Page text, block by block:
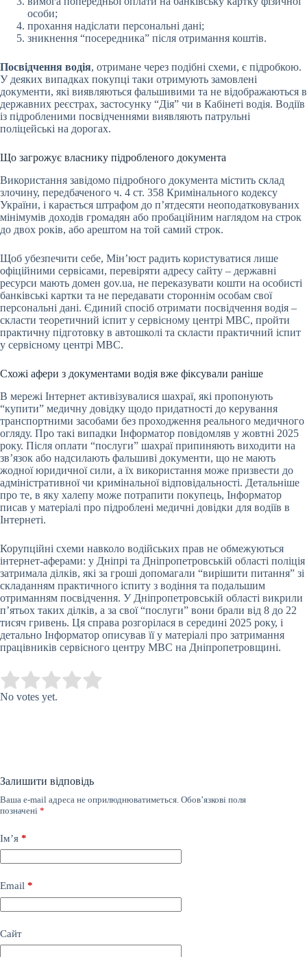
особи;
прохання надіслати персональні дані;
зникнення “посередника” після отримання коштів.
Посвідчення водія, отримане через подібні схеми, є підробкою.
У деяких випадках покупці таки отримують замовлені
документи, які виявляються фальшивими та не відображаються в
державних реєстрах, застосунку “Дія” чи в Кабінеті водія. Водіїв
із підробленими посвідченнями виявляють патрульні
поліцейські на дорогах.
Що загрожує власнику підробленого документа
Використання завідомо підробного документа містить склад
злочину, передбаченого ч. 4 ст. 358 Кримінального кодексу
України, і карається штрафом до п’ятдесяти неоподатковуваних
мінімумів доходів громадян або пробаційним наглядом на строк
до двох років, або арештом на той самий строк.
Щоб убезпечити себе, Мін’юст радить користуватися лише
офіційними сервісами, перевіряти адресу сайту – державні
ресурси мають домен gov.ua, не переказувати кошти на особисті
банківські картки та не передавати стороннім особам свої
персональні дані. Єдиний спосіб отримати посвідчення водія –
скласти теоретичний іспит у сервісному центрі МВС, пройти
практичну підготовку в автошколі та скласти практичний іспит
у сервісному центрі МВС.
Схожі афери з документами водія вже фіксували раніше
В мережі Інтернет активізувалися шахраї, які пропонують
“купити” медичну довідку щодо придатності до керування
транспортними засобами без проходження реального медичного
огляду. Про такі випадки Інформатор повідомляв у жовтні 2025
року. Після оплати “послуги” шахраї припиняють виходити на
зв’язок або надсилають фальшиві документи, що не мають
жодної юридичної сили, а їх використання може призвести до
адміністративної чи кримінальної відповідальності. Детальніше
про те, в яку халепу може потрапити покупець, Інформатор
писав у матеріалі про підроблені медичні довідки для водіїв в
Інтернеті.
Корупційні схеми навколо водійських прав не обмежуються
інтернет-аферами: у Дніпрі та Дніпропетровській області поліція
затримала ділків, які за гроші допомагали “вирішити питання” зі
складанням практичного іспиту з водіння та подальшим
отриманням посвідчення. У Дніпропетровській області викрили
п’ятьох таких ділків, а за свої “послуги” вони брали від 8 до 22
тисяч гривень. Ця справа розгорілася в середині 2025 року, і
детально Інформатор описував її у матеріалі про затримання
працівників сервісного центру МВС на Дніпропетровщині.
Rate this item:
No votes yet.
Залишити відповідь
Ваша e-mail адреса не оприлюднюватиметься. Обов’язкові поля
позначені *
Ім’я *
Email *
Сайт